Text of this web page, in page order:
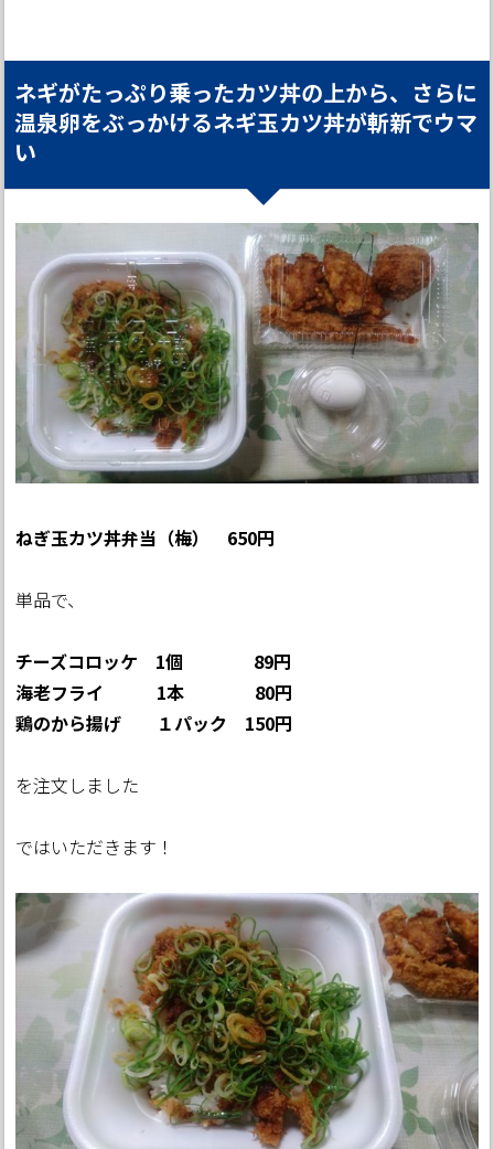
ネギがたっぷり乗ったカツ丼の上から、さらに
温泉卵をぶっかけるネギ玉カツ丼が斬新でウマ
い
ねぎ玉カツ丼弁当（梅） 650円
単品で、
チーズコロッケ 1個 89円
海老フライ 1本 80円
鶏のから揚げ １パック 150円
を注文しました
ではいただきます！